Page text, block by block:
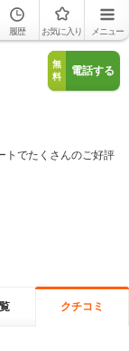
履歴 お気に入り メニュー
無
料
電話する
トでたくさんのご好評
クチコミ